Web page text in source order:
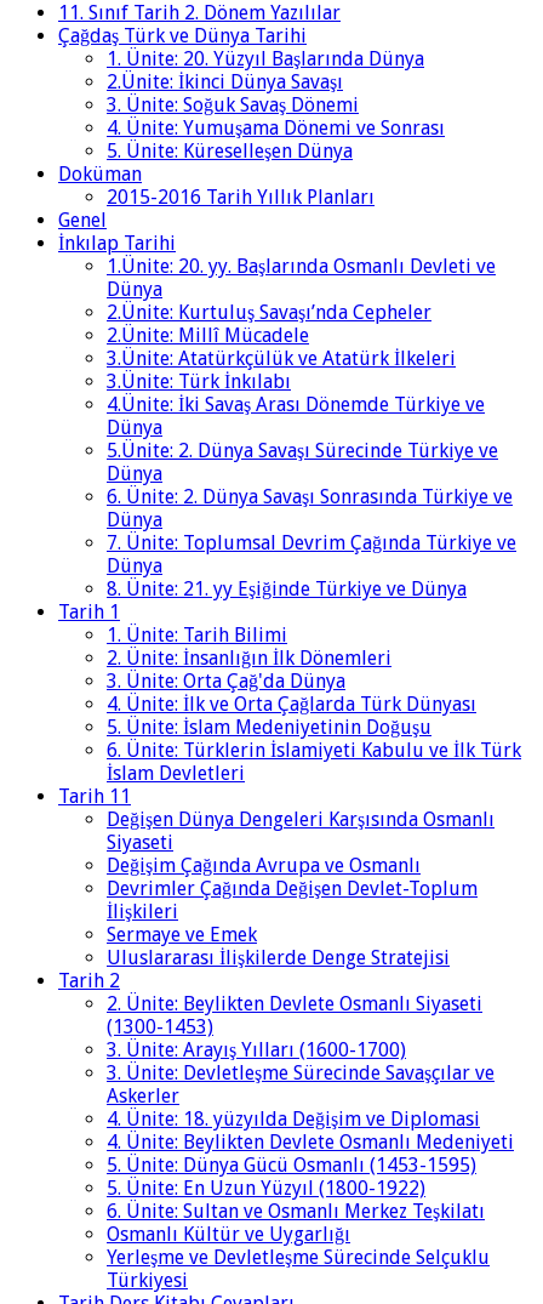
11. Sınıf Tarih 2. Dönem Yazılılar
Çağdaş Türk ve Dünya Tarihi
1. Ünite: 20. Yüzyıl Başlarında Dünya
2.Ünite: İkinci Dünya Savaşı
3. Ünite: Soğuk Savaş Dönemi
4. Ünite: Yumuşama Dönemi ve Sonrası
5. Ünite: Küreselleşen Dünya
Doküman
2015-2016 Tarih Yıllık Planları
Genel
İnkılap Tarihi
1.Ünite: 20. yy. Başlarında Osmanlı Devleti ve
Dünya
2.Ünite: Kurtuluş Savaşı’nda Cepheler
2.Ünite: Millî Mücadele
3.Ünite: Atatürkçülük ve Atatürk İlkeleri
3.Ünite: Türk İnkılabı
4.Ünite: İki Savaş Arası Dönemde Türkiye ve
Dünya
5.Ünite: 2. Dünya Savaşı Sürecinde Türkiye ve
Dünya
6. Ünite: 2. Dünya Savaşı Sonrasında Türkiye ve
Dünya
7. Ünite: Toplumsal Devrim Çağında Türkiye ve
Dünya
8. Ünite: 21. yy Eşiğinde Türkiye ve Dünya
Tarih 1
1. Ünite: Tarih Bilimi
2. Ünite: İnsanlığın İlk Dönemleri
3. Ünite: Orta Çağ'da Dünya
4. Ünite: İlk ve Orta Çağlarda Türk Dünyası
5. Ünite: İslam Medeniyetinin Doğuşu
6. Ünite: Türklerin İslamiyeti Kabulu ve İlk Türk
İslam Devletleri
Tarih 11
Değişen Dünya Dengeleri Karşısında Osmanlı
Siyaseti
Değişim Çağında Avrupa ve Osmanlı
Devrimler Çağında Değişen Devlet-Toplum
İlişkileri
Sermaye ve Emek
Uluslararası İlişkilerde Denge Stratejisi
Tarih 2
2. Ünite: Beylikten Devlete Osmanlı Siyaseti
(1300-1453)
3. Ünite: Arayış Yılları (1600-1700)
3. Ünite: Devletleşme Sürecinde Savaşçılar ve
Askerler
4. Ünite: 18. yüzyılda Değişim ve Diplomasi
4. Ünite: Beylikten Devlete Osmanlı Medeniyeti
5. Ünite: Dünya Gücü Osmanlı (1453-1595)
5. Ünite: En Uzun Yüzyıl (1800-1922)
6. Ünite: Sultan ve Osmanlı Merkez Teşkilatı
Osmanlı Kültür ve Uygarlığı
Yerleşme ve Devletleşme Sürecinde Selçuklu
Türkiyesi